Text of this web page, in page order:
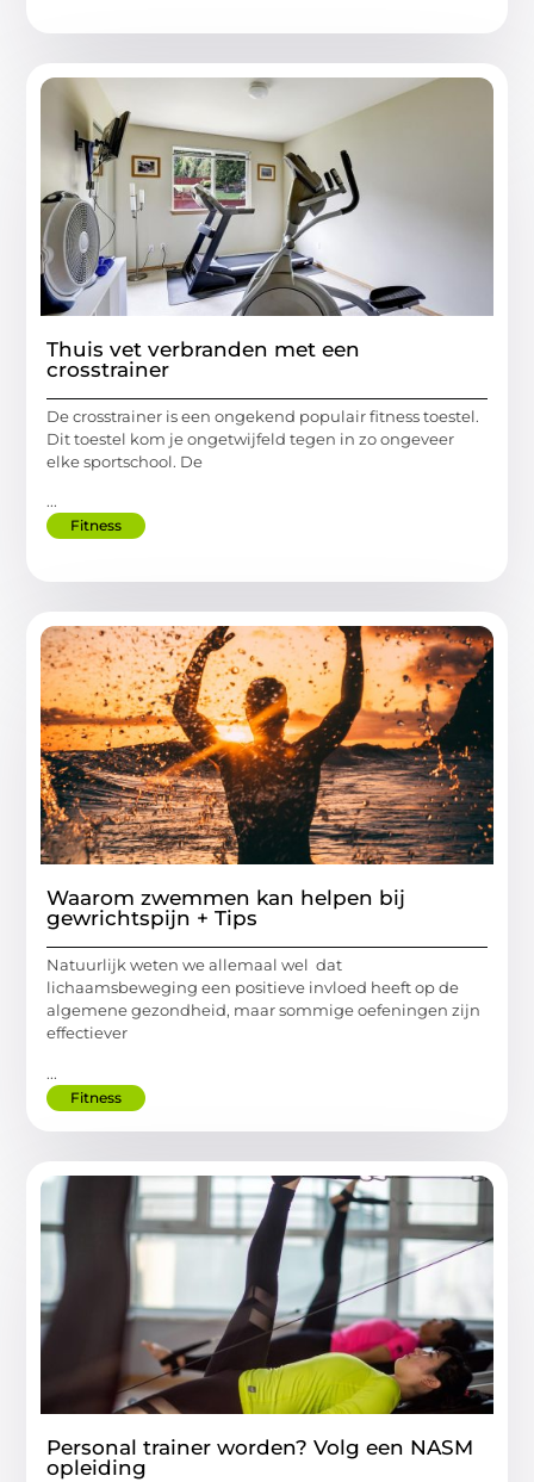
Thuis vet verbranden met een
crosstrainer
De crosstrainer is een ongekend populair fitness toestel.
Dit toestel kom je ongetwijfeld tegen in zo ongeveer
elke sportschool. De
...
Fitness
Waarom zwemmen kan helpen bij
gewrichtspijn + Tips
Natuurlijk weten we allemaal wel dat
lichaamsbeweging een positieve invloed heeft op de
algemene gezondheid, maar sommige oefeningen zijn
effectiever
...
Fitness
Personal trainer worden? Volg een NASM
opleiding